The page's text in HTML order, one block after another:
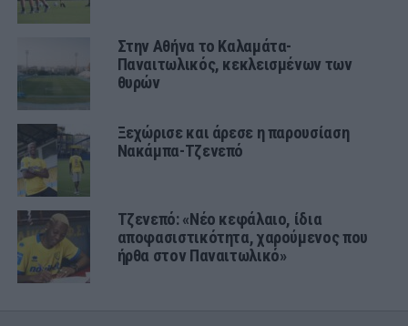
Στην Αθήνα το Καλαμάτα-
Παναιτωλικός, κεκλεισμένων των
θυρών
Ξεχώρισε και άρεσε η παρουσίαση
Νακάμπα-Τζενεπό
Τζενεπό: «Νέο κεφάλαιο, ίδια
αποφασιστικότητα, χαρούμενος που
ήρθα στον Παναιτωλικό»